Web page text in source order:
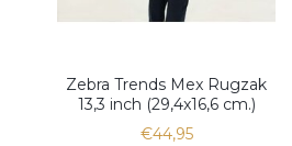
Zebra Trends Mex Rugzak
13,3 inch (29,4x16,6 cm.)
€44,95